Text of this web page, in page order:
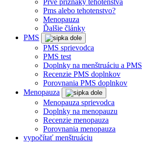
Pms alebo tehotenstvo?
Menopauza
Ďalšie články
PMS
PMS sprievodca
PMS test
Doplnky na menštruáciu a PMS
Recenzie PMS doplnkov
Porovnania PMS doplnkov
Menopauza
Menopauza sprievodca
Doplnky na menopauzu
Recenzie menopauza
Porovnania menopauza
vypočítať menštruáciu